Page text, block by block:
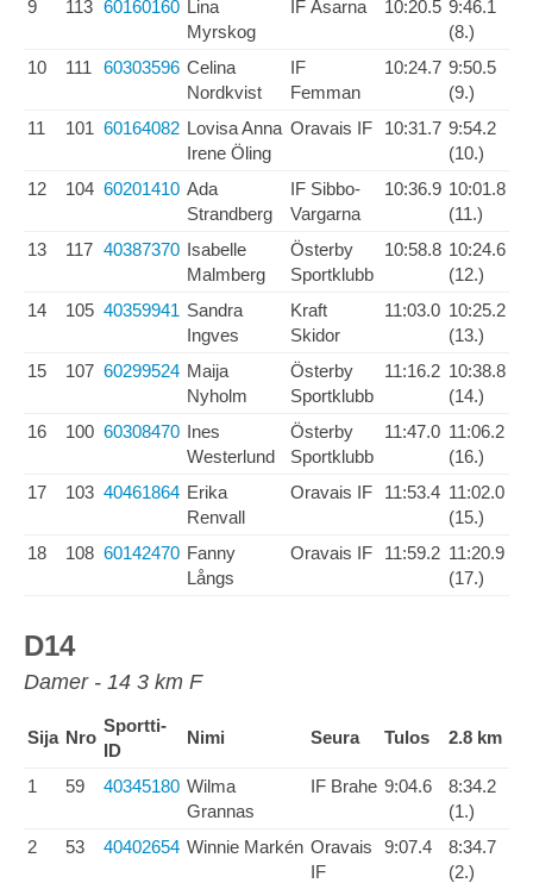
9 113 60160160 Lina
Myrskog
IF Åsarna 10:20.5 9:46.1
(8.)
10
111 60303596 Celina
Nordkvist
IF
Femman
10:24.7 9:50.5
(9.)
11
101 60164082 Lovisa Anna
Irene Öling
Oravais IF 10:31.7 9:54.2
(10.)
12
104 60201410 Ada
Strandberg
IF Sibbo-
Vargarna
10:36.9 10:01.8
(11.)
13
117 40387370 Isabelle
Malmberg
Österby
Sportklubb
10:58.8 10:24.6
(12.)
14
105 40359941 Sandra
Ingves
Kraft
Skidor
11:03.0 10:25.2
(13.)
15
107 60299524 Maija
Nyholm
Österby
Sportklubb
11:16.2 10:38.8
(14.)
16
100 60308470 Ines
Westerlund
Österby
Sportklubb
11:47.0 11:06.2
(16.)
17
103 40461864 Erika
Renvall
Oravais IF 11:53.4 11:02.0
(15.)
18
108 60142470 Fanny
Långs
Oravais IF 11:59.2 11:20.9
(17.)
D14
Damer - 14 3 km F
Sija Nro
Sportti-
ID
Nimi Seura Tulos 2.8 km
1 59 40345180 Wilma
Grannas
IF Brahe 9:04.6
8:34.2
(1.)
2
53 40402654 Winnie Markén Oravais
IF
9:07.4
8:34.7
(2.)